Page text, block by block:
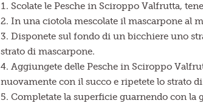
Scolate le Pesche in Sciroppo Valfrutta,
In una ciotola mescolate il mascarpone al
Disponete sul fondo di un bicchiere uno
strato di mascarpone.
Aggiungete delle Pesche in Sciroppo
nuovamente con il succo e ripetete lo strato
Completate la superficie guarnendo con la